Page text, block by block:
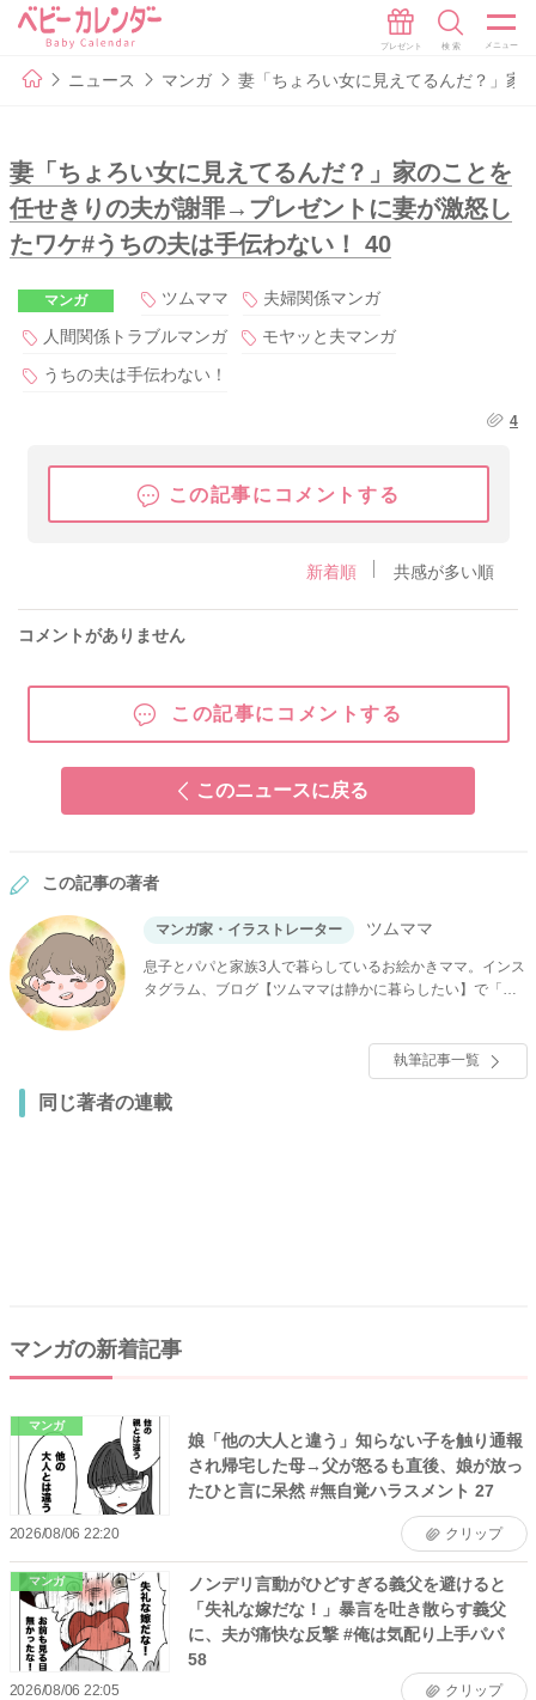
ニュース マンガ 妻「ちょろい女に見えてるんだ？」家
妻「ちょろい女に見えてるんだ？」家のことを
任せきりの夫が謝罪→プレゼントに妻が激怒し
たワケ#うちの夫は手伝わない！ 40
マンガ ツムママ
夫婦関係マンガ
人間関係トラブルマンガ
モヤッと夫マンガ
うちの夫は手伝わない！
4
この記事にコメントする
新着順 共感が多い順
コメントがありません
この記事にコメントする
このニュースに戻る
この記事の著者
マンガ家・イラストレーター ツムママ
息子とパパと家族3人で暮らしているお絵かきママ。インス
タグラム、ブログ【ツムママは静かに暮らしたい】で「長
執筆記事一覧
同じ著者の連載
マンガの新着記事
マンガ
娘「他の大人と違う」知らない子を触り通報
され帰宅した母→父が怒るも直後、娘が放っ
たひと言に呆然 #無自覚ハラスメント 27
2026/08/06 22:20 クリップ
マンガ
ノンデリ言動がひどすぎる義父を避けると
「失礼な嫁だな！」暴言を吐き散らす義父
に、夫が痛快な反撃 #俺は気配り上手パパ
58
2026/08/06 22:05 クリップ